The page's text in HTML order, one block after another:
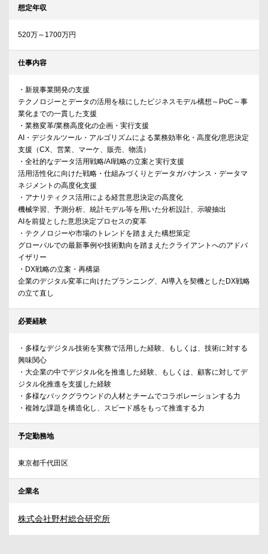
想定年収
520万～1700万円
仕事内容
・新規事業開発の支援
テクノロジーとデータの活用を核にしたビジネスモデル構想～PoC～事
業化までの一貫した支援
・業務変革/業務高度化の企画・実行支援
AI・デジタルツール・アルゴリズムによる業務効率化・高度化/意思決定
支援（CX、営業、マーケ、販売、物流）
・全社的なデータ活用戦略/AI戦略の立案と実行支援
活用活性化に向けた戦略・仕組みづくりとデータガバナンス・データマ
ネジメントの高度化支援
・アナリティクス活用による経営意思決定の高度化
機械学習、予測分析、統計モデル等を用いた分析設計、示唆抽出
AIを前提とした意思決定プロセスの変革
・テクノロジーや市場のトレンドを踏まえた構想策定
グローバルでの最新事例や技術動向を踏まえたクライアントへのアドバ
イザリー
・DX戦略の立案・再構築
企業のデジタル変革に向けたプランニング、AI導入を契機としたDX戦略
の立て直し
必要経験
・多様なデジタル技術を実務で活用した経験、もしくは、技術に対する
興味関心
・大企業の中でデジタル化を推進した経験、もしくは、顧客に対してデ
ジタル化推進を支援した経験
・多様なバックグラウンドの人材とチームでコラボレーションする力
・複雑な課題を構造化し、スピード感をもって推進する力
予定勤務地
東京都千代田区
企業名
株式会社野村総合研究所